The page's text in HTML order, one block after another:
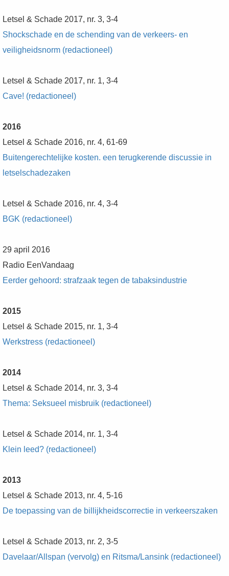
Letsel & Schade 2017, nr. 3, 3-4
Shockschade en de schending van de verkeers- en
veiligheidsnorm (redactioneel)
Letsel & Schade 2017, nr. 1, 3-4
Cave! (redactioneel)
2016
Letsel & Schade 2016, nr. 4, 61-69
Buitengerechtelijke kosten. een terugkerende discussie in
letselschadezaken
Letsel & Schade 2016, nr. 4, 3-4
BGK (redactioneel)
29 april 2016
Radio EenVandaag
Eerder gehoord: strafzaak tegen de tabaksindustrie
2015
Letsel & Schade 2015, nr. 1, 3-4
Werkstress (redactioneel)
2014
Letsel & Schade 2014, nr. 3, 3-4
Thema: Seksueel misbruik (redactioneel)
Letsel & Schade 2014, nr. 1, 3-4
Klein leed? (redactioneel)
2013
Letsel & Schade 2013, nr. 4, 5-16
De toepassing van de billijkheidscorrectie in verkeerszaken
Letsel & Schade 2013, nr. 2, 3-5
Davelaar/Allspan (vervolg) en Ritsma/Lansink (redactioneel)